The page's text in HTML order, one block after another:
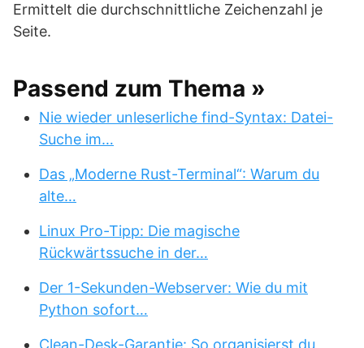
Ermittelt die durchschnittliche Zeichenzahl je
Seite.
Passend zum Thema »
Nie wieder unleserliche find-Syntax: Datei-
Suche im…
Das „Moderne Rust-Terminal“: Warum du
alte…
Linux Pro-Tipp: Die magische
Rückwärtssuche in der…
Der 1-Sekunden-Webserver: Wie du mit
Python sofort…
Clean-Desk-Garantie: So organisierst du